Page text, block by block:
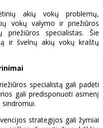
akių vokų problemų,
vokų valymo ir priežiūros
specialistas. Šie
ir švelnų akių vokų kraštų
specialistą gali padėti
gali predisponuoti asmenį
strategijos gali žymiai